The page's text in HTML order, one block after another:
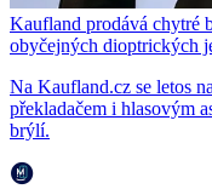
Kaufland prodává chytré
obyčejných dioptrických
Na Kaufland.cz se letos
překladačem i hlasovým
brýlí.